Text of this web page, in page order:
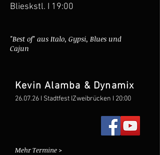
Blieskstl. I 19:00
"Best of" aus Italo, Gypsi, Blues und
Cajun
Kevin Alamba & Dynamix
26.07.26 I Stadtfest IZweibrücken I 20:00
Mehr Termine >